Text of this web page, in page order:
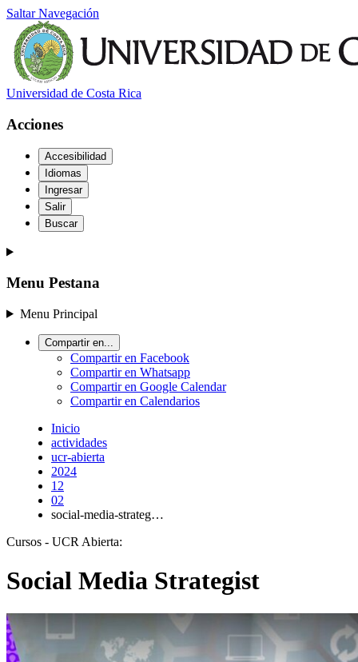
Saltar Navegación
Universidad de Costa Rica
Acciones
Accesibilidad
Idiomas
Ingresar
Salir
Buscar
Menu Pestana
Menu Principal
Compartir en...
Compartir en Facebook
Compartir en Whatsapp
Compartir en Google Calendar
Compartir en Calendarios
Inicio
actividades
ucr-abierta
2024
12
02
social-media-strateg…
Cursos - UCR Abierta:
Social Media Strategist